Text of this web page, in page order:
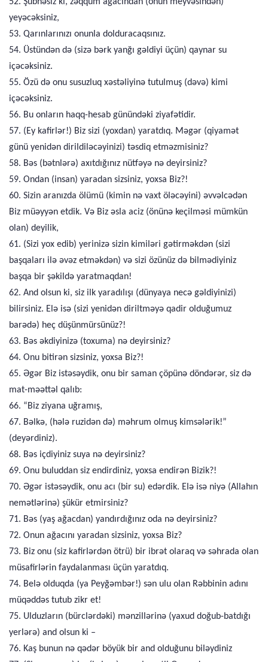
yeyəcəksiniz,
53. Qarınlarınızı onunla dolduracaqsınız.
54. Üstündən də (sizə bərk yanğı gəldiyi üçün) qaynar su
içəcəksiniz.
55. Özü də onu susuzluq xəstəliyinə tutulmuş (dəvə) kimi
içəcəksiniz.
56. Bu onların haqq-hesab günündəki ziyafətidir.
57. (Ey kafirlər!) Biz sizi (yoxdan) yaratdıq. Məgər (qiyamət
günü yenidən dirildiləcəyinizi) təsdiq etməzmisiniz?
58. Bəs (bətnlərə) axıtdığınız nütfəyə nə deyirsiniz?
59. Ondan (insan) yaradan sizsiniz, yoxsa Biz?!
60. Sizin aranızda ölümü (kimin nə vaxt öləcəyini) əvvəlcədən
Biz müəyyən etdik. Və Biz əsla aciz (önünə keçilməsi mümkün
olan) deyilik,
61. (Sizi yox edib) yerinizə sizin kimiləri gətirməkdən (sizi
başqaları ilə əvəz etməkdən) və sizi özünüz də bilmədiyiniz
başqa bir şəkildə yaratmaqdan!
62. And olsun ki, siz ilk yaradılışı (dünyaya necə gəldiyinizi)
bilirsiniz. Elə isə (sizi yenidən diriltməyə qadir olduğumuz
barədə) heç düşünmürsünüz?!
63. Bəs əkdiyinizə (toxuma) nə deyirsiniz?
64. Onu bitirən sizsiniz, yoxsa Biz?!
65. Əgər Biz istəsəydik, onu bir saman çöpünə döndərər, siz də
mat-məəttəl qalıb:
66. “Biz ziyana uğramış,
67. Bəlkə, (hələ ruzidən də) məhrum olmuş kimsələrik!”
(deyərdiniz).
68. Bəs içdiyiniz suya nə deyirsiniz?
69. Onu buluddan siz endirdiniz, yoxsa endirən Bizik?!
70. Əgər istəsəydik, onu acı (bir su) edərdik. Elə isə niyə (Allahın
nemətlərinə) şükür etmirsiniz?
71. Bəs (yaş ağacdan) yandırdığınız oda nə deyirsiniz?
72. Onun ağacını yaradan sizsiniz, yoxsa Biz?
73. Biz onu (siz kafirlərdən ötrü) bir ibrət olaraq və səhrada olan
müsafirlərin faydalanması üçün yaratdıq.
74. Belə olduqda (ya Peyğəmbər!) sən ulu olan Rəbbinin adını
müqəddəs tutub zikr et!
75. Ulduzların (bürclərdəki) mənzillərinə (yaxud doğub-batdığı
yerlərə) and olsun ki –
76. Kaş bunun nə qədər böyük bir and olduğunu biləydiniz